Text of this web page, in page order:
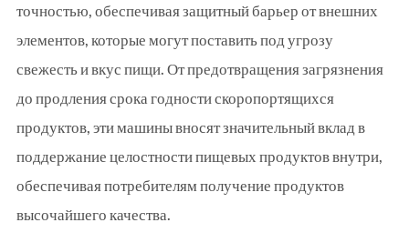
точностью, обеспечивая защитный барьер от внешних
элементов, которые могут поставить под угрозу
свежесть и вкус пищи. От предотвращения загрязнения
до продления срока годности скоропортящихся
продуктов, эти машины вносят значительный вклад в
поддержание целостности пищевых продуктов внутри,
обеспечивая потребителям получение продуктов
высочайшего качества.